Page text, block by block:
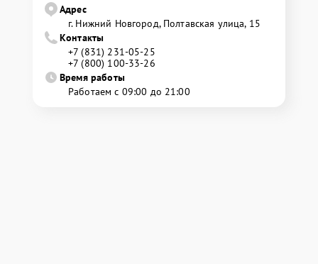
Адрес
г. Нижний Новгород, Полтавская улица, 15
Контакты
+7 (831) 231-05-25
+7 (800) 100-33-26
Время работы
Работаем с 09:00 до 21:00